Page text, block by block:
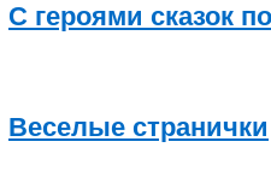
С героями сказок
Веселые странички